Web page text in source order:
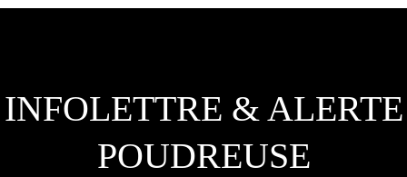
INFOLETTRE & ALERTE
POUDREUSE